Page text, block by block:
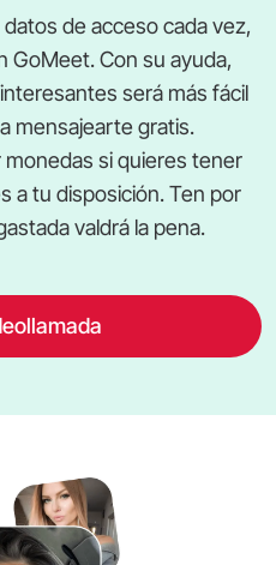
de acceso cada vez,
GoMeet. Con su ayuda,
será más fácil
mensajearte gratis.
si quieres tener
a tu disposición. Ten por
valdrá la pena.